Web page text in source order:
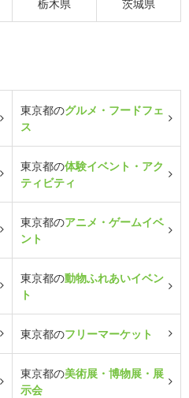
栃木県 茨城県
東京都のグルメ・フードフェ
ス
東京都の体験イベント・アク
ティビティ
東京都のアニメ・ゲームイベ
ント
東京都の動物ふれあいイベン
ト
東京都のフリーマーケット
東京都の美術展・博物展・展
示会